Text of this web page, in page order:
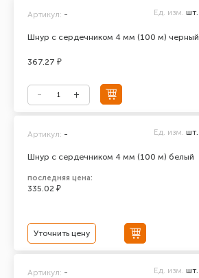
Шнур с сердечником 4 мм (100 м) черный
Артикул: - Ед. изм. шт.
367.27 ₽
Шнур с сердечником 4 мм (100 м) белый
Артикул: - Ед. изм. шт.
последняя цена:
335.02 ₽
Уточнить цену
Артикул: - Ед. изм. шт.